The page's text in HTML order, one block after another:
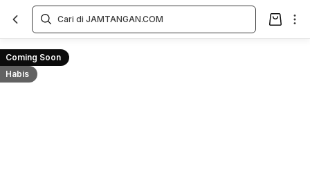
Coming Soon
Habis
OverviewSpesifikasi